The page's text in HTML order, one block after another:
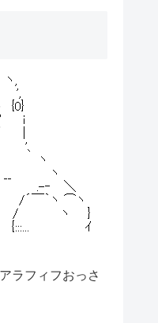
ラフィフおっさ